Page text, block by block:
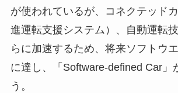
が使われているが、コネクテッド
進運転支援システム）、自動運転
らに加速するため、将来ソフトウ
に達し、「Software-defined Car」
う。